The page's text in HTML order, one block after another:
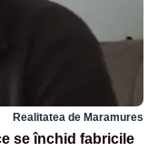
Realitatea de Maramures
se închid fabricile